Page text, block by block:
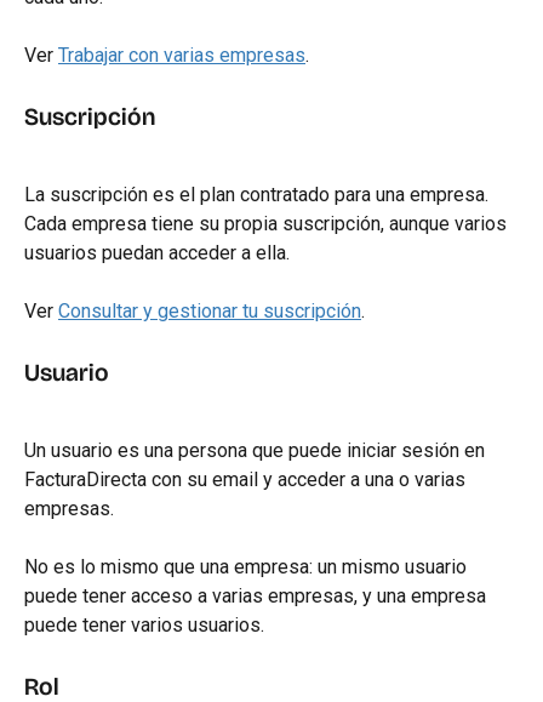
Ver Trabajar con varias empresas.
Suscripción
La suscripción es el plan contratado para una empresa.
Cada empresa tiene su propia suscripción, aunque varios
usuarios puedan acceder a ella.
Ver Consultar y gestionar tu suscripción.
Usuario
Un usuario es una persona que puede iniciar sesión en
FacturaDirecta con su email y acceder a una o varias
empresas.
No es lo mismo que una empresa: un mismo usuario
puede tener acceso a varias empresas, y una empresa
puede tener varios usuarios.
Rol